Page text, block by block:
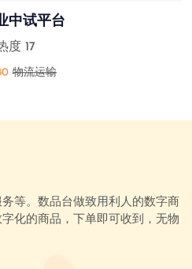
中试平台
度 17
物流运输
等。数品台做致用利人的数字商
化的商品，下单即可收到，无物